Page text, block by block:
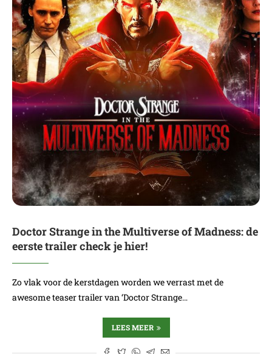
Doctor Strange in the Multiverse of Madness: de
eerste trailer check je hier!
Zo vlak voor de kerstdagen worden we verrast met de
awesome teaser trailer van ‘Doctor Strange…
LEES MEER